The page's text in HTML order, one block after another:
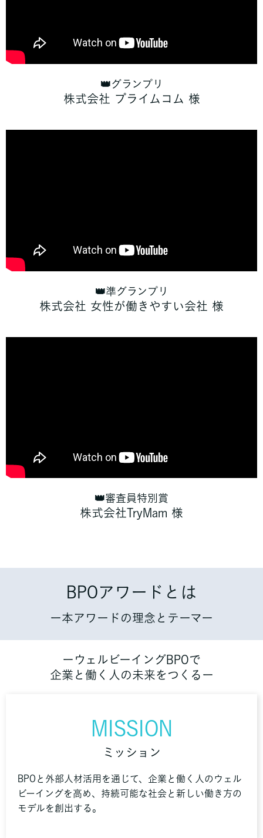
👑グランプリ
株式会社 プライムコム 様
👑準グランプリ
株式会社 女性が働きやすい会社 様
👑審査員特別賞
株式会社TryMam 様
BPOアワードとは
ー本アワードの理念とテーマー
ーウェルビーイングBPOで
企業と働く人の未来をつくるー
MISSION
ミッション
BPOと外部人材活用を通じて、企業と働く人のウェル
ビーイングを高め、持続可能な社会と新しい働き方の
モデルを創出する。